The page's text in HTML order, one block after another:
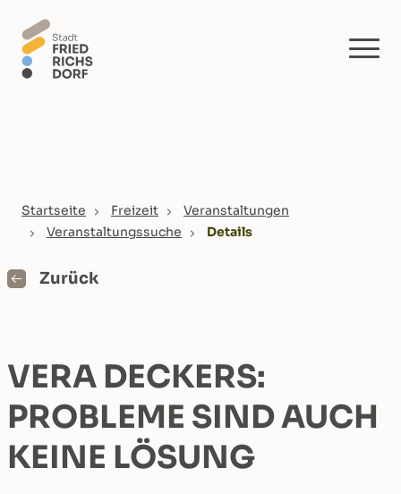
You are here:
Startseite Freizeit
Veranstaltungen
Veranstaltungssuche
Details
Zurück
VERA DECKERS:
PROBLEME SIND AUCH
KEINE LÖSUNG